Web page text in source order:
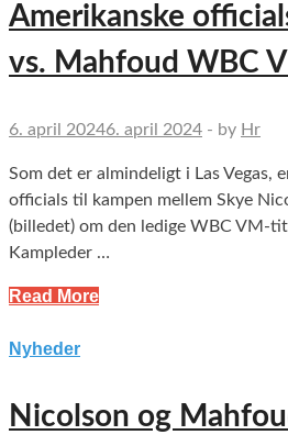
Amerikanske
vs. Mahfoud WBC
6. april 20246. april 2024 - by Hr
Som det er almindeligt i Las Vegas,
officials til kampen mellem Skye
(billedet) om den ledige WBC VM-
Kampleder …
Read More
Nyheder
Nicolson og